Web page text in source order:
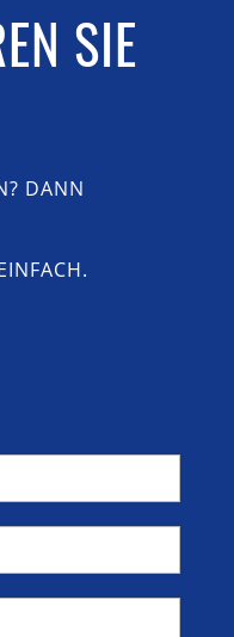
SIE
DANN